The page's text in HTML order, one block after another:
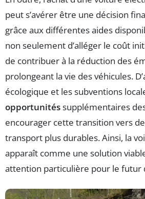
peut s’avérer être une décision
grâce aux différentes aides
non seulement d’alléger le coût
de contribuer à la réduction des
prolongeant la vie des véhicules.
écologique et les subventions
opportunitéssupplémentaires
encourager cette transition vers
transport plus durables. Ainsi, la
apparaît comme une solution
attention particulière pour le futur